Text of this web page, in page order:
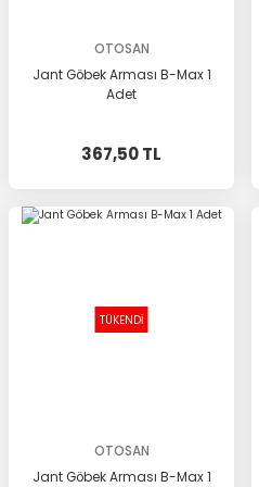
OTOSAN
Jant Göbek Arması B-Max 1
Adet
367,50 TL
TÜKENDİ
OTOSAN
Jant Göbek Arması B-Max 1